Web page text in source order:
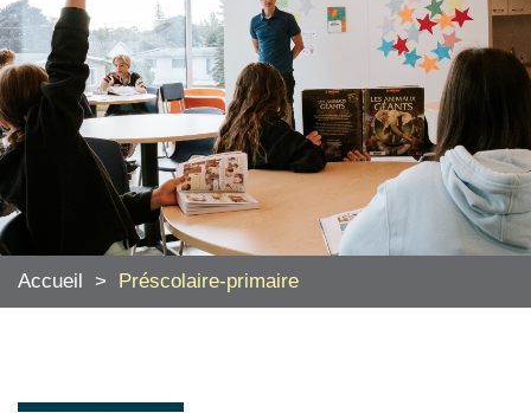
Accueil > Préscolaire-primaire